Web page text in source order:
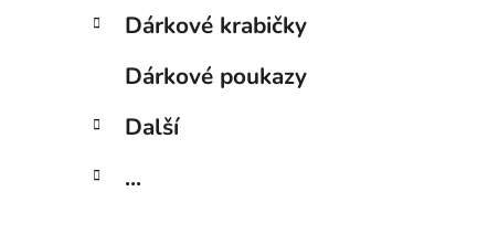
Dárkové krabičky
Dárkové poukazy
Další
...